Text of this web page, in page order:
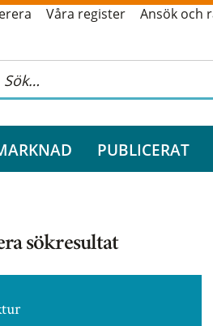
Våra register Ansök och
PUBLICERAT
sökresultat